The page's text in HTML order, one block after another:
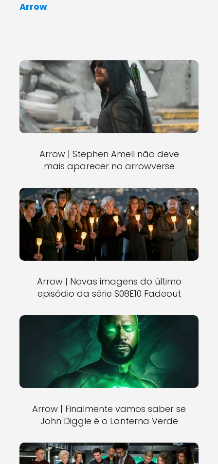
Arrow.
Arrow | Stephen Amell não deve
mais aparecer no arrowverse
Arrow | Novas imagens do último
episódio da série S08E10 Fadeout
Arrow | Finalmente vamos saber se
John Diggle é o Lanterna Verde